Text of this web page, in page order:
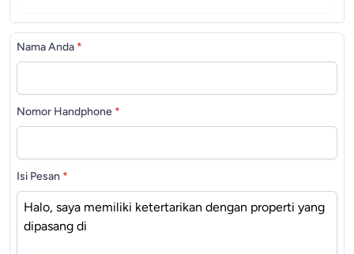
Nama Anda *
Nomor Handphone *
Isi Pesan *